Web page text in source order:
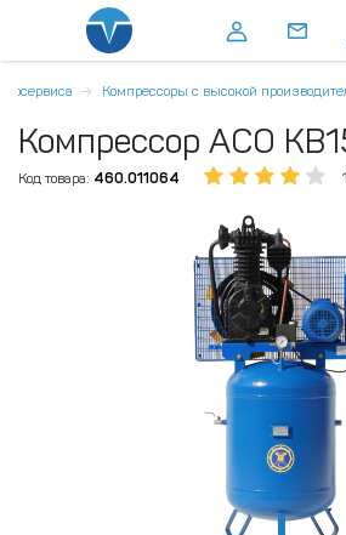
Компрессоры с высокой
Компрессор АСО
Код товара: 460.011064